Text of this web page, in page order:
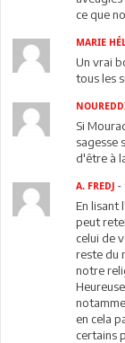
ce que
MARIE
Un vrai
tous les
Si
sagesse
d'être à
A. FREDJ -
En lisant
peut
celui de
reste du
notre
en cela
certains